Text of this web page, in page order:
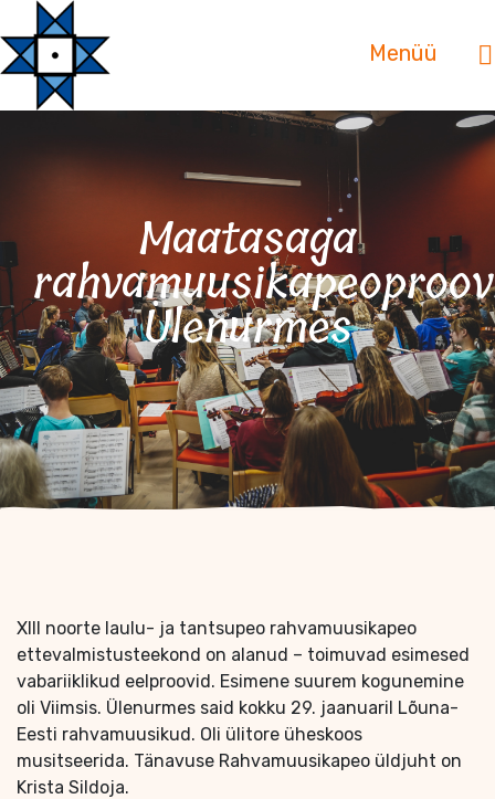
Menüü
Maatasaga
Ülenurmes
XIII noorte laulu- ja tantsupeo rahvamuusikapeo
ettevalmistusteekond on alanud – toimuvad esimesed
vabariiklikud eelproovid. Esimene suurem kogunemine
oli Viimsis. Ülenurmes said kokku 29. jaanuaril Lõuna-
Eesti rahvamuusikud. Oli ülitore üheskoos
musitseerida. Tänavuse Rahvamuusikapeo üldjuht on
Krista Sildoja.